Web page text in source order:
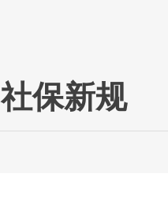
社保新规